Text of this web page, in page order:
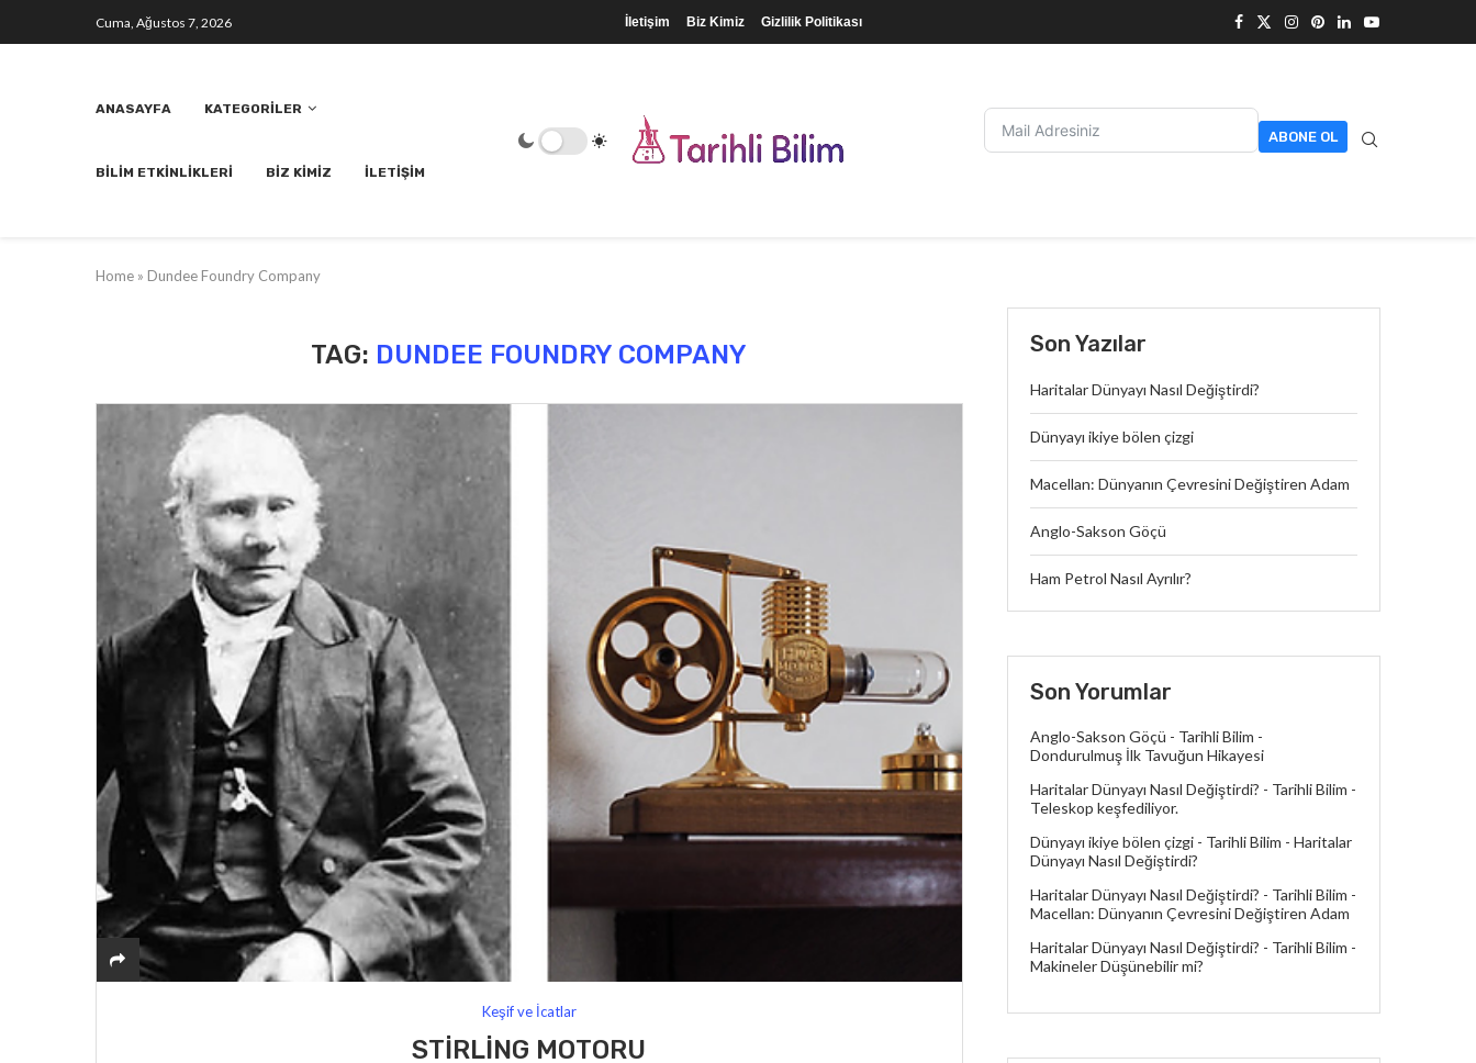
Cuma, Ağustos 7, 2026 İletişim Biz Kimiz Gizlilik Politikası
ANASAYFA KATEGORILER
BILIM ETKINLIKLERI BIZ KIMIZ İLETIŞIM
ABONE OL
Home » Dundee Foundry Company
TAG: DUNDEE FOUNDRY COMPANY
Keşif ve İcatlar
STIRLING MOTORU
Son Yazılar
Haritalar Dünyayı Nasıl Değiştirdi?
Dünyayı ikiye bölen çizgi
Macellan: Dünyanın Çevresini Değiştiren Adam
Anglo-Sakson Göçü
Ham Petrol Nasıl Ayrılır?
Son Yorumlar
Anglo-Sakson Göçü - Tarihli Bilim -
Dondurulmuş İlk Tavuğun Hikayesi
Haritalar Dünyayı Nasıl Değiştirdi? - Tarihli Bilim -
Teleskop keşfediliyor.
Dünyayı ikiye bölen çizgi - Tarihli Bilim - Haritalar
Dünyayı Nasıl Değiştirdi?
Haritalar Dünyayı Nasıl Değiştirdi? - Tarihli Bilim -
Macellan: Dünyanın Çevresini Değiştiren Adam
Haritalar Dünyayı Nasıl Değiştirdi? - Tarihli Bilim -
Makineler Düşünebilir mi?